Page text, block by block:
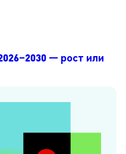
— рост или